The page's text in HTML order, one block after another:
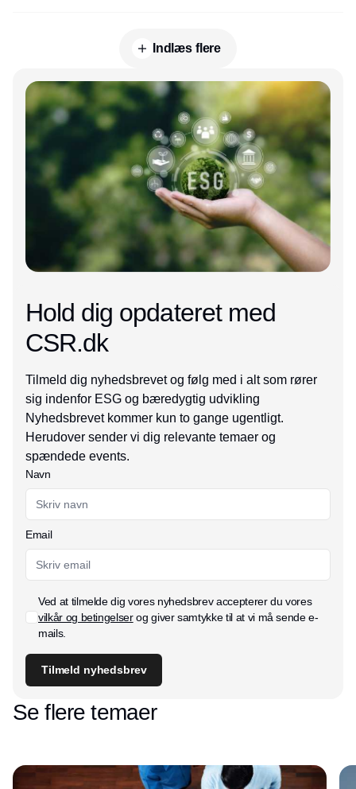
Indlæs flere
Annonce
Hold dig opdateret med
CSR.dk
Tilmeld dig nyhedsbrevet og følg med i alt som rører
sig indenfor ESG og bæredygtig udvikling
Nyhedsbrevet kommer kun to gange ugentligt.
Herudover sender vi dig relevante temaer og
spændede events.
Navn
Email
Ved at tilmelde dig vores nyhedsbrev accepterer du vores
vilkår og betingelserog giver samtykke til at vi må sende e-
mails.
Tilmeld nyhedsbrev
Se flere temaer